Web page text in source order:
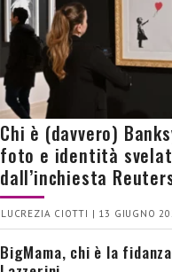
Chi è (davvero)
foto e identità
dall’inchiesta
LUCREZIA CIOTTI | 13 GIUGNO
BigMama, chi è la